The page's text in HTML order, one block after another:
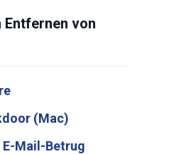
Entfernen von
(Mac)
Mail-Betrug